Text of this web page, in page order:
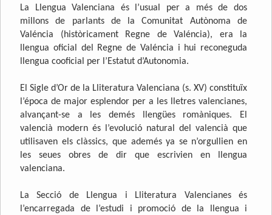
La Llengua Valenciana és l’usual per a més de dos
millons de parlants de la Comunitat Autònoma de
Valéncia (històricament Regne de Valéncia), era la
llengua oficial del Regne de Valéncia i hui reconeguda
llengua cooficial per l’Estatut d’Autonomia.
El Sigle d’Or de la Lliteratura Valenciana (s. XV) constituïx
l’época de major esplendor per a les lletres valencianes,
alvançant-se a les demés llengües romàniques. El
valencià modern és l’evolució natural del valencià que
utilisaven els clàssics, que ademés ya se n’orgullien en
les seues obres de dir que escrivien en llengua
valenciana.
La Secció de Llengua i Lliteratura Valencianes és
l’encarregada de l’estudi i promoció de la llengua i